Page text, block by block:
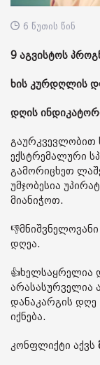
6 წუთის წინ
9 აგვისტოს
ხის კურდღლის
დღის
გაურკვევლობით
ექსტრემალური
გამორიცხეთ
უმჯობესია
მიანიჭოთ.
დღეა.
👍ხელსაყრელია
არასასურველია
დანაკარგის დღე
იქნება.
კონფლიქტი აქვს